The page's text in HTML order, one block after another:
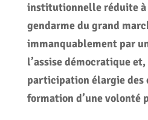
institutionnelle réduite à
gendarme du grand
immanquablement par
l’assise démocratique
participation élargie des
formation d’une volonté